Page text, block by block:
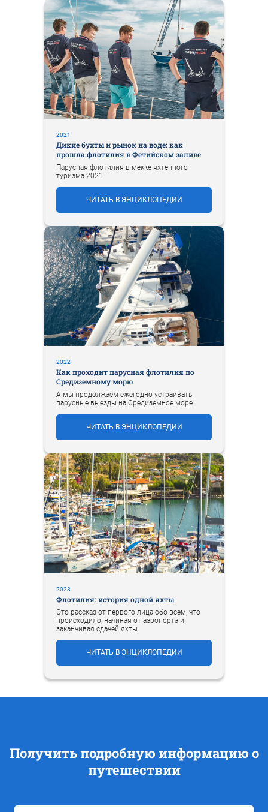
2021
Дикие бухты и рынок на воде: как
прошла флотилия в Фетийском заливе
Парусная флотилия в мекке яхтенного
туризма 2021
ЧИТАТЬ В ЭНЦИКЛОПЕДИИ
2022
Как проходит парусная флотилия по
Средиземному морю
А мы продолжаем ежегодно устраивать
парусные выезды на Средиземное море
ЧИТАТЬ В ЭНЦИКЛОПЕДИИ
2023
Флотилия: история одной яхты
Это рассказ от первого лица обо всем, что
происходило, начиная от аэропорта и
заканчивая сдачей яхты
ЧИТАТЬ В ЭНЦИКЛОПЕДИИ
Получить подробную информацию о
путешествии